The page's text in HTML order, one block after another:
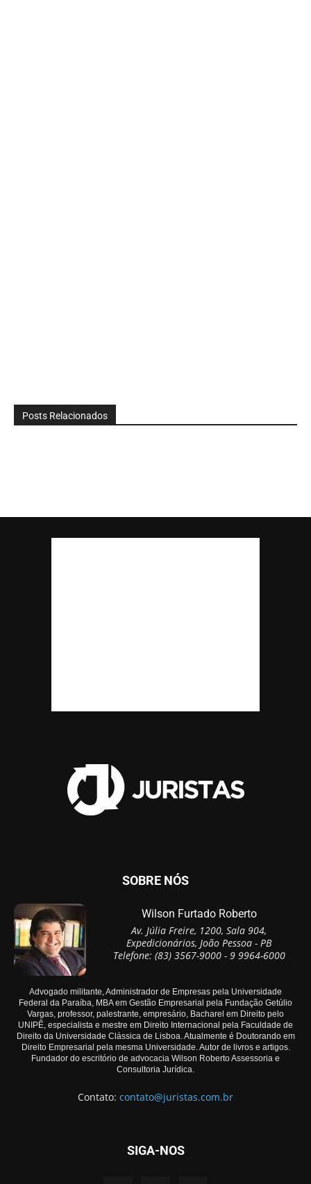
Posts Relacionados
SOBRE NÓS
Wilson Furtado Roberto
Av. Júlia Freire, 1200, Sala 904,
Expedicionários, João Pessoa - PB
Telefone: (83) 3567-9000 - 9 9964-6000
Advogado militante, Administrador de Empresas pela Universidade
Federal da Paraíba, MBA em Gestão Empresarial pela Fundação Getúlio
Vargas, professor, palestrante, empresário, Bacharel em Direito pelo
UNIPÊ, especialista e mestre em Direito Internacional pela Faculdade de
Direito da Universidade Clássica de Lisboa. Atualmente é Doutorando em
Direito Empresarial pela mesma Universidade. Autor de livros e artigos.
Fundador do escritório de advocacia Wilson Roberto Assessoria e
Consultoria Jurídica.
Contato: contato@juristas.com.br
SIGA-NOS